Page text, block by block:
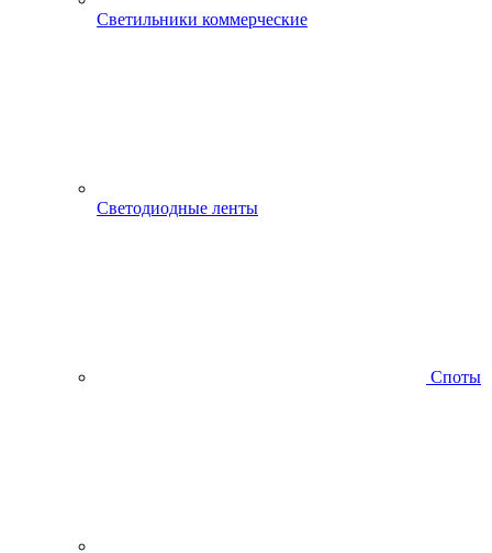
Светильники коммерческие
Светодиодные ленты
Споты